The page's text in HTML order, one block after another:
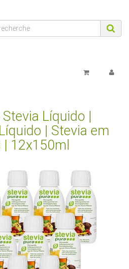
Líquido |
| Stevia em
| 12x150ml